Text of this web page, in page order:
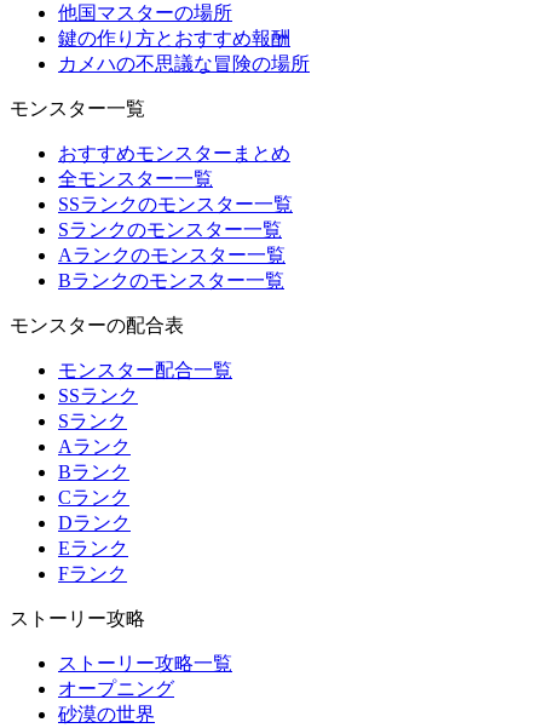
他国マスターの場所
鍵の作り方とおすすめ報酬
カメハの不思議な冒険の場所
モンスター一覧
おすすめモンスターまとめ
全モンスター一覧
SSランクのモンスター一覧
Sランクのモンスター一覧
Aランクのモンスター一覧
Bランクのモンスター一覧
モンスターの配合表
モンスター配合一覧
SSランク
Sランク
Aランク
Bランク
Cランク
Dランク
Eランク
Fランク
ストーリー攻略
ストーリー攻略一覧
オープニング
砂漠の世界